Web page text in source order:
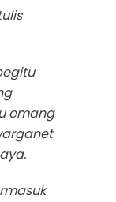
emang